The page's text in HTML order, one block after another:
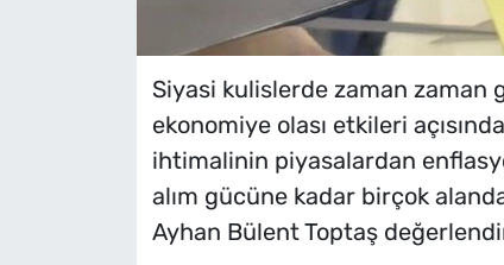
Siyasi kulislerde zaman zaman
ekonomiye olası etkileri
ihtimalinin piyasalardan
alım gücüne kadar birçok
Ayhan Bülent Toptaş